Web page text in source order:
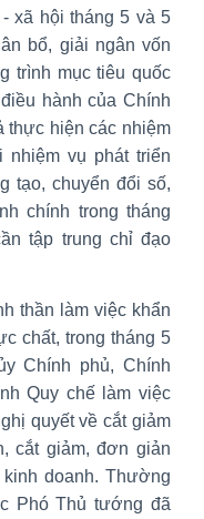
xã hội tháng 5 và 5
bổ, giải ngân vốn
trình mục tiêu quốc
hành của Chính
thực hiện các nhiệm
vụ phát triển
tạo, chuyển đổi số,
chính trong tháng
tập trung chỉ đạo
thần làm việc khẩn
chất, trong tháng 5
Chính phủ, Chính
Quy chế làm việc
quyết về cắt giảm
cắt giảm, đơn giản
doanh. Thường
Phó Thủ tướng đã